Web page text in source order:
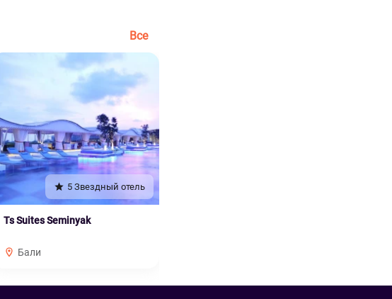
Все
5 Звездный отель
Ts Suites Seminyak
Бали